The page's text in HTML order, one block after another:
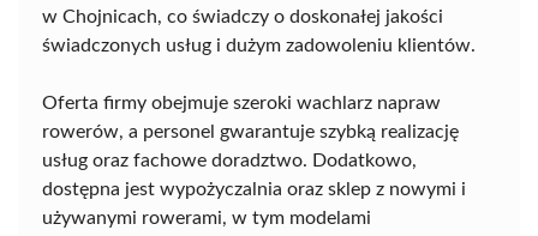
w Chojnicach, co świadczy o doskonałej jakości
świadczonych usług i dużym zadowoleniu klientów.
Oferta firmy obejmuje szeroki wachlarz napraw
rowerów, a personel gwarantuje szybką realizację
usług oraz fachowe doradztwo. Dodatkowo,
dostępna jest wypożyczalnia oraz sklep z nowymi i
używanymi rowerami, w tym modelami